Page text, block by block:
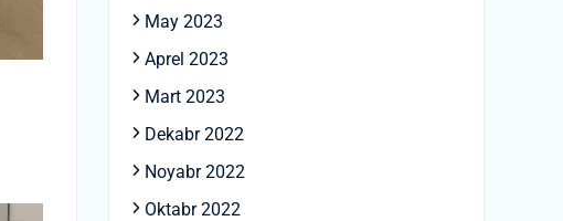
May 2023
Aprel 2023
Mart 2023
Dekabr 2022
Noyabr 2022
Oktabr 2022